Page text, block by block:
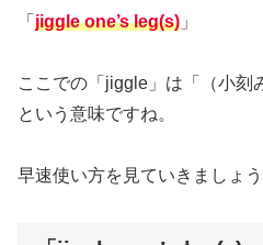
「 jiggle one’s leg(s) 」
ここでの「jiggle」は「（小刻
という意味ですね。
早速使い方を見ていきましょう